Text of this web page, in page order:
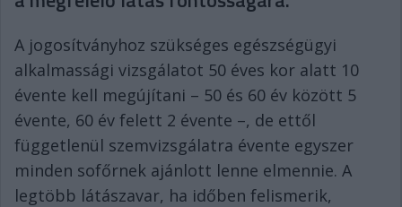
A jogosítványhoz szükséges egészségügyi
alkalmassági vizsgálatot 50 éves kor alatt 10
évente kell megújítani – 50 és 60 év között 5
évente, 60 év felett 2 évente –, de ettől
függetlenül szemvizsgálatra évente egyszer
minden sofőrnek ajánlott lenne elmennie. A
legtöbb látászavar, ha időben felismerik,